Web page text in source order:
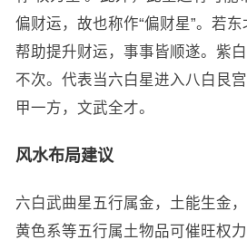
偏财运，故也称作“偏财星”。若
帮助提升财运，事事皆顺遂。紫
不次。代表当六白星进入八白艮
甲一方，文武全才。
风水布局建议
六白武曲星五行属金，土能生金
黄色系等五行属土物品可催旺权